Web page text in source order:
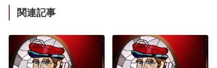
関連記事